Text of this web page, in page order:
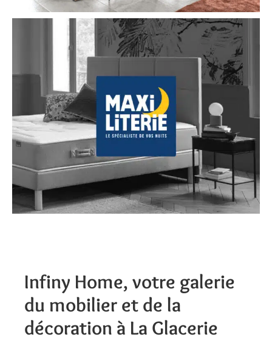
Infiny Home, votre galerie
du mobilier et de la
décoration à La Glacerie